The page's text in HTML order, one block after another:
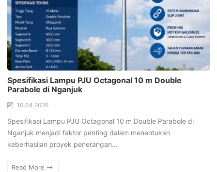
Spesifikasi Lampu PJU Octagonal 10 m Double
Parabole di Nganjuk
10.04.2026
Spesifikasi Lampu PJU Octagonal 10 m Double Parabole di
Nganjuk menjadi faktor penting dalam menentukan
keberhasilan proyek penerangan…
Read More